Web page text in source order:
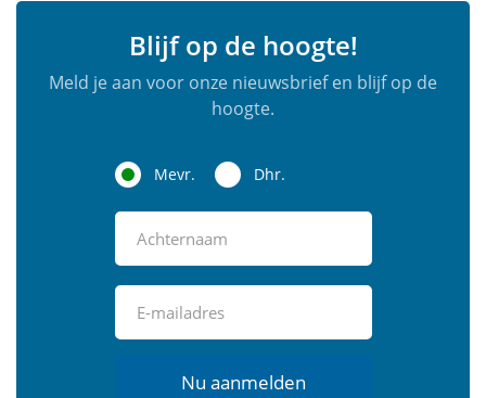
Blijf op de hoogte!
Meld je aan voor onze nieuwsbrief en blijf op de
hoogte.
Mevr. Dhr.
Nu aanmelden